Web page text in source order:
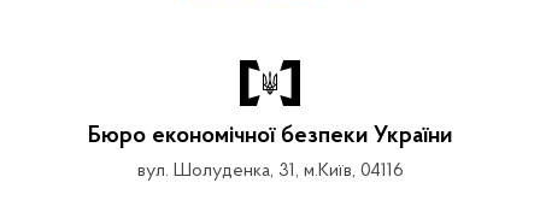
Бюро економічної безпеки України
вул. Шолуденка, 31, м.Київ, 04116